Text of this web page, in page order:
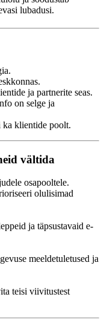
lubadusi.
ja partnerite seas.
on selge ja
ka klientide poolt.
vältida
osapooltele.
olulisimad
ja täpsustavaid e-
meeldetuletused ja
teisi viivitustest